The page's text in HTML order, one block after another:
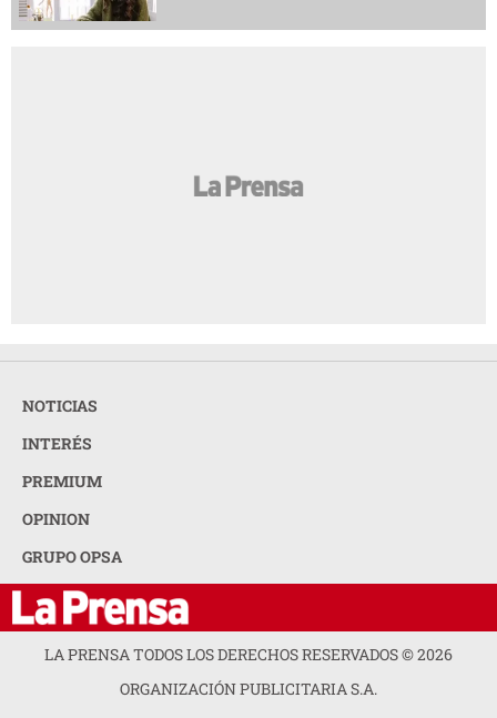
NOTICIAS
INTERÉS
PREMIUM
OPINION
GRUPO OPSA
LA PRENSA TODOS LOS DERECHOS RESERVADOS ©2026
ORGANIZACIÓN PUBLICITARIA S.A.